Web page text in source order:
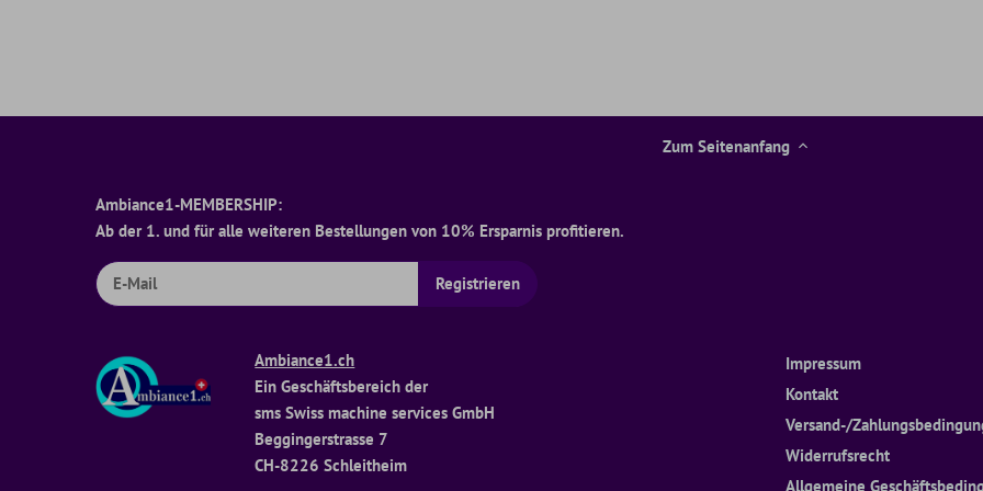
Zum Seitenanfang
Ambiance1-MEMBERSHIP:
Ab der 1. und für alle weiteren Bestellungen von 10% Ersparnis profitieren.
Ambiance1.ch
Ein Geschäftsbereich der
sms Swiss machine services GmbH
Beggingerstrasse 7
CH-8226 Schleitheim
Impressum
Kontakt
Versand-/
Widerrufsrecht
Allgemeine